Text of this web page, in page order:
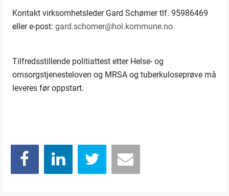
Kontakt virksomhetsleder Gard Schømer tlf. 95986469
eller e-post:gard.schomer@hol.kommune.no
Tilfredsstillende politiattest etter Helse- og
omsorgstjenesteloven og MRSA og tuberkuloseprøve må
leveres før oppstart.